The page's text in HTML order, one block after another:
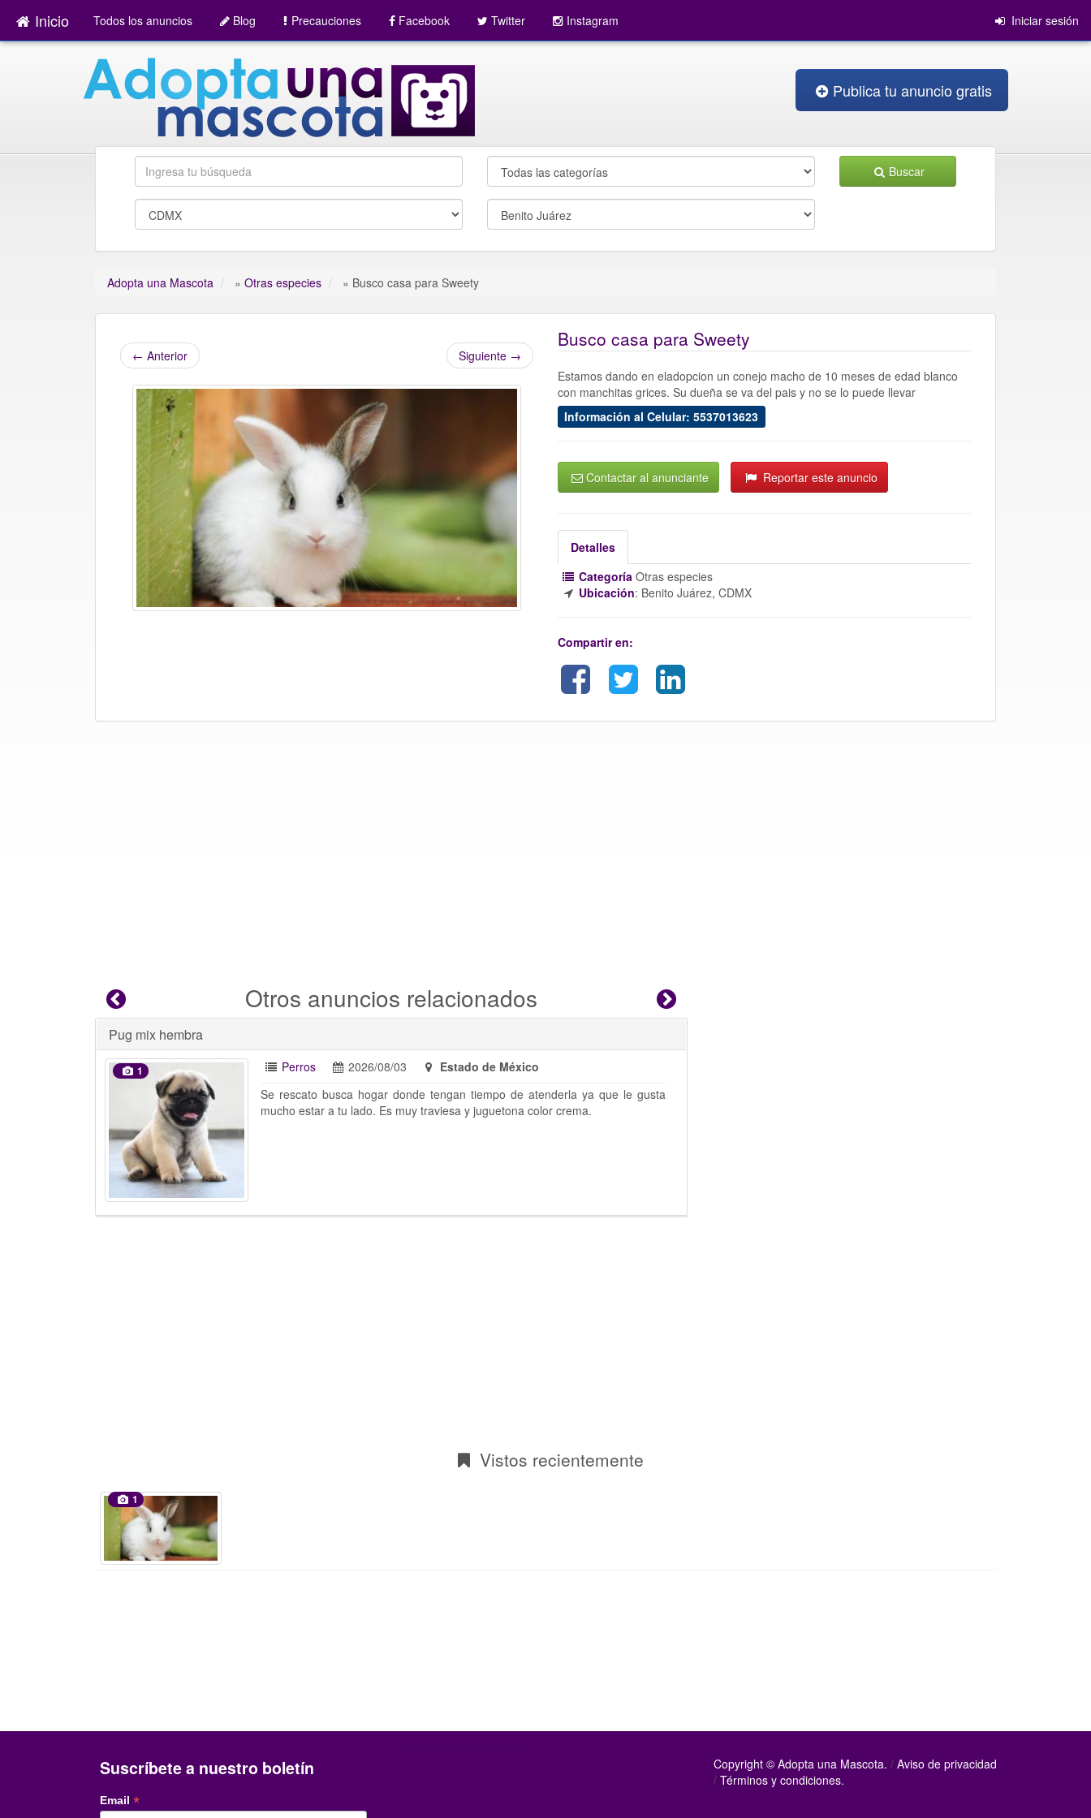
Inicio Todos los anuncios Blog Precauciones Facebook Twitter Instagram Iniciar sesión
Publica tu anuncio gratis
Buscar
Adopta una Mascota » Otras especies » Busco casa para Sweety
← Anterior Siguiente →
Busco casa para Sweety
Estamos dando en eladopcion un conejo macho de 10 meses de edad blanco
con manchitas grices. Su dueña se va del pais y no se lo puede llevar
Información al Celular: 5537013623
Contactar al anunciante Reportar este anuncio
Detalles
Categoría Otras especies
Ubicación: Benito Juárez, CDMX
Compartir en:
Otros anuncios relacionados
Pug mix hembra
1 Perros 2026/08/03
Estado de México
Se rescato busca hogar donde tengan tiempo de atenderla ya que le gusta
mucho estar a tu lado. Es muy traviesa y juguetona color crema.
Vistos recientemente
1
Suscríbete a nuestro boletín
Email *
Copyright © Adopta una Mascota. / Aviso de privacidad
/ Términos y condiciones.